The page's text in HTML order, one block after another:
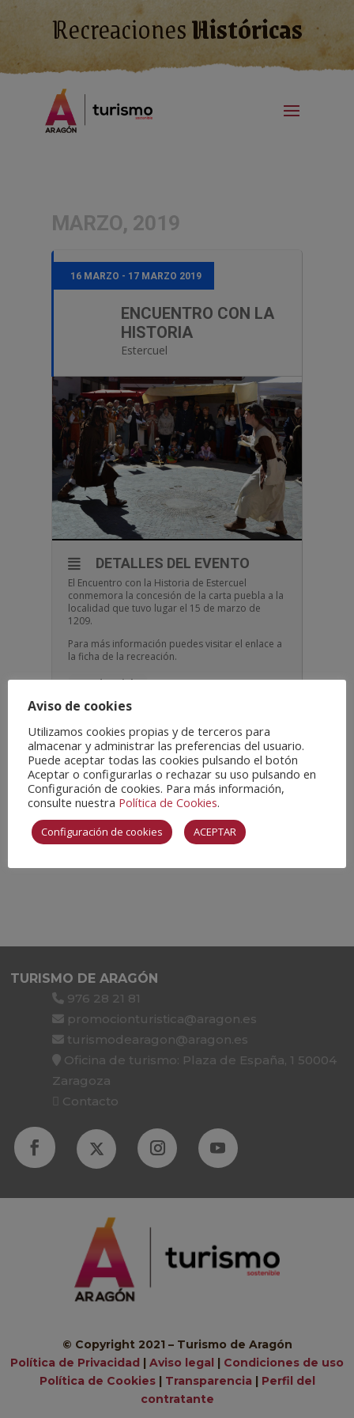
RecreacionesHistóricas
MARZO, 2019
16 MARZO - 17 MARZO 2019
ENCUENTRO CON LA
HISTORIA
Estercuel
DETALLES DEL EVENTO
El Encuentro con la Historia de Estercuel
conmemora la concesión de la carta puebla a la
localidad que tuvo lugar el 15 de marzo de
1209.
Para más información puedes visitar el enlace a
la ficha de la recreación.
Acceder Ficha
DURACION
Marzo 16 (Sabado) - 17 (Domingo)
CALENDARIO GOOGLECAL
TURISMO DE ARAGÓN
976 28 21 81
promocionturistica@aragon.es
turismodearagon@aragon.es
Oficina de turismo: Plaza de España, 1 50004
Zaragoza
Contacto
© Copyright 2021 – Turismo de Aragón
Política de Privacidad | Aviso legal | Condiciones de uso
Política de Cookies| Transparencia | Perfil del
contratante
Aviso de cookies
Utilizamos cookies propias y de terceros para
almacenar y administrar las preferencias del usuario.
Puede aceptar todas las cookies pulsando el botón
Aceptar o configurarlas o rechazar su uso pulsando en
Configuración de cookies. Para más información,
consulte nuestra Política de Cookies.
Configuración de cookies ACEPTAR